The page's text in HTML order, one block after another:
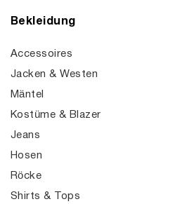
Bekleidung
Accessoires
Jacken & Westen
Mäntel
Kostüme & Blazer
Jeans
Hosen
Röcke
Shirts & Tops